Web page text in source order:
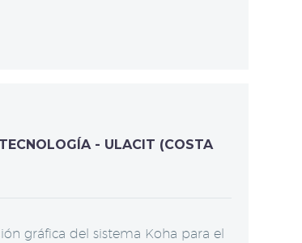
- ULACIT (COSTA
gráfica del sistema Koha para el